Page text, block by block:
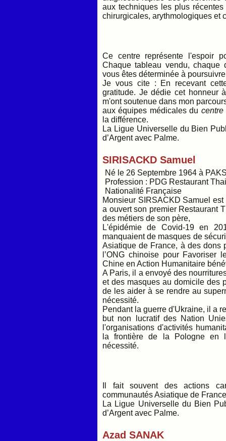
aux techniques les plus
chirurgicales, arythmologiques et
Ce centre représente l'espoir
Chaque tableau vendu,
vous êtes déterminée à
Je vous cite : En recevant
gratitude. Je dédie cet honneur
m'ont soutenue dans mon
aux équipes médicales du centre
la différence.
La Ligue Universelle du Bien
d’Argent avec Palme.
SIRISACKD Samuel
Né le 26 Septembre 1964 à
Profession : PDG Restaurant
Nationalité Française
Monsieur SIRSACKD Samuel
a ouvert son premier Restaurant
des métiers de son père,
L'épidémie de Covid-19 en
manquaient de masques de
Asiatique de France, à des dons
l’ONG chinoise pour
Chine en Action Humanitaire
A Paris, il a envoyé des
et des masques au domicile des
de les aider à se rendre au
nécessité.
Pendant la guerre d'Ukraine, il a
but non lucratif des Nation
l'organisations d'activités
la frontière de la Pologne en
nécessité.
Il fait souvent des actions
communautés Asiatique de
La Ligue Universelle du Bien
d’Argent avec Palme.
Azad SANAK